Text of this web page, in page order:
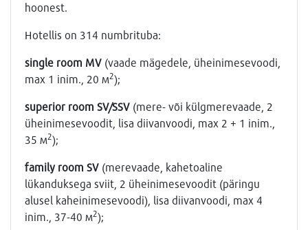
hoonest.
Hotellis on 314 numbrituba:
single room MV (vaade mägedele, üheinimesevoodi,
max 1 inim., 20 м2);
superior room SV/SSV (mere- või külgmerevaade, 2
üheinimesevoodit, lisa diivanvoodi, max 2 + 1 inim.,
35 м2);
family room SV (merevaade, kahetoaline
lükanduksega sviit, 2 üheinimesevoodit (päringu
alusel kaheinimesevoodi), lisa diivanvoodi, max 4
inim., 37-40 м2);